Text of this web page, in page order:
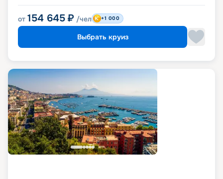
от 154 645 ₽ /чел +1 000
Выбрать круиз